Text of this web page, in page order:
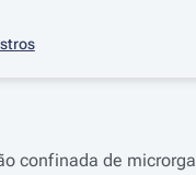
confinada de